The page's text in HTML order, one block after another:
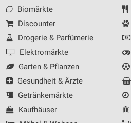
Biomärkte
Discounter
Drogerie & Parfümerie
Elektromärkte
Garten & Pflanzen
Gesundheit & Ärzte
Getränkemärkte
Kaufhäuser